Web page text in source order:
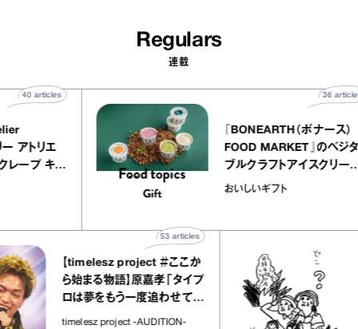
Regulars
連載
atelier
クアリー アトリエ
のミルクレープ キャ
40 articles
『BONEARTH（ボナ
FOOD MARKET』
ブルクラフトアイス
｜真野知子の「おい
おいしいギフト
【timelesz project ＃ここか
ら始まる物語】原嘉孝「タイプ
ロは夢をもう一度追わせてく
れた場所」
timelesz project -AUDITION-
articles